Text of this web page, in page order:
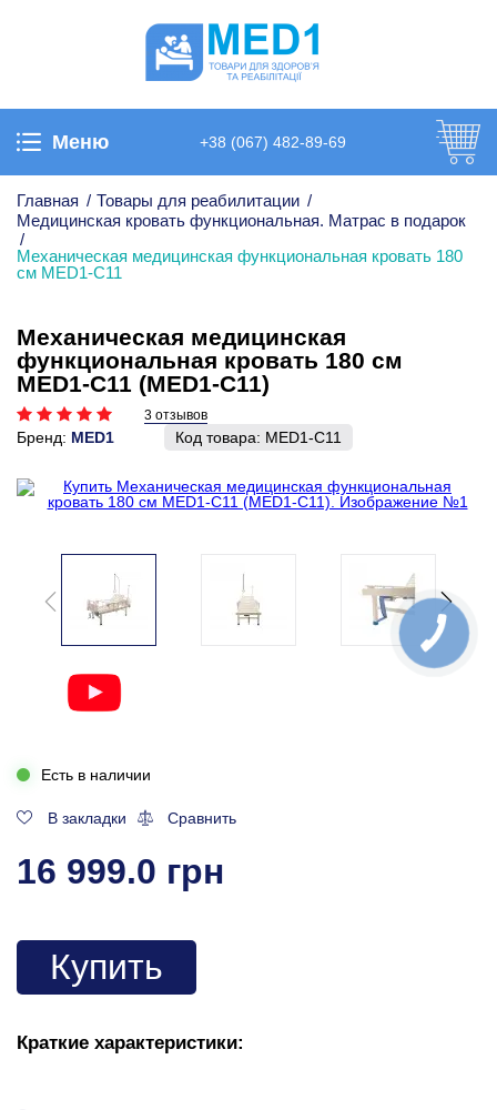
Меню +38 (067) 482-89-69
Главная / Товары для реабилитации /
Медицинская кровать функциональная. Матрас в подарок
/
Механическая медицинская функциональная кровать 180
см MED1-C11
Механическая медицинская
функциональная кровать 180 см
MED1-C11 (MED1-C11)
3 отзывов
Бренд: MED1 Код товара: MED1-C11
Есть в наличии
В закладки Сравнить
16 999.0 грн
Купить
Краткие характеристики: